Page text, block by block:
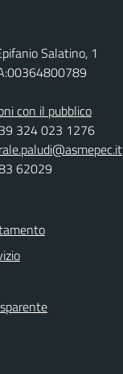
Salatino, 1
con il pubblico
324 023 1276
62029